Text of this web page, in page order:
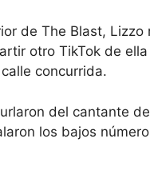
de The Blast,
otro TikTok de
concurrida.
del cantante
los bajos